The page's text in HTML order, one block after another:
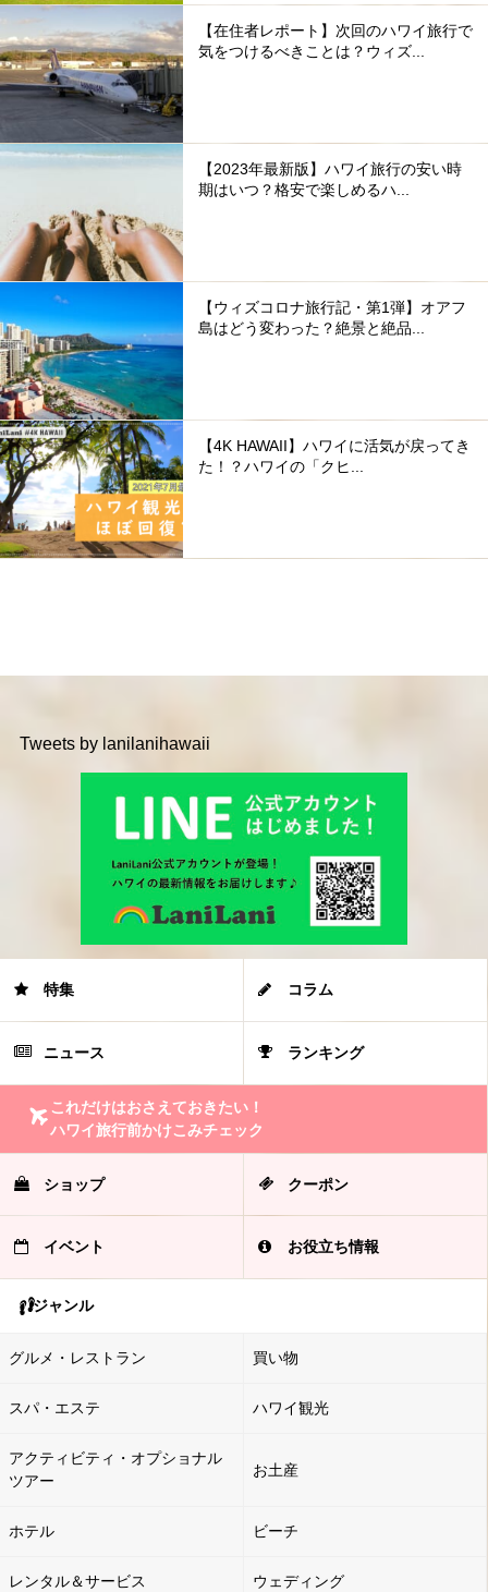
【在住者レポート】次回のハワイ旅行で
気をつけるべきことは？ウィズ...
【2023年最新版】ハワイ旅行の安い時
期はいつ？格安で楽しめるハ...
【ウィズコロナ旅行記・第1弾】オアフ
島はどう変わった？絶景と絶品...
【4K HAWAII】ハワイに活気が戻ってき
た！？ハワイの「クヒ...
Tweets by lanilanihawaii
特集 コラム
ニュース ランキング
これだけはおさえておきたい！
ハワイ旅行前かけこみチェック
ショップ クーポン
イベント お役立ち情報
ジャンル
グルメ・レストラン 買い物
スパ・エステ ハワイ観光
アクティビティ・オプショナル
ツアー
お土産
ホテル ビーチ
レンタル＆サービス ウェディング